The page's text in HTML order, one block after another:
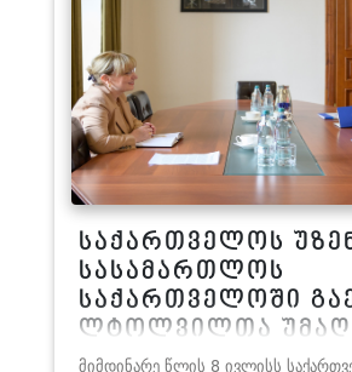
საქართველოს
სასამართლოს
საქართველოში
ლტოლვილთა
კომისარიატის
მიმდინარე წლის 8 ივლისს